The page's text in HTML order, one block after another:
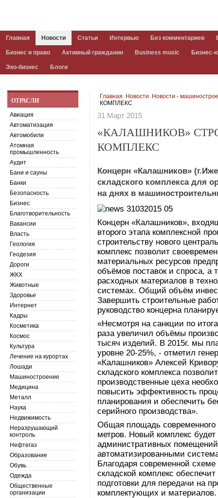
Главная Новости Статьи Интервью Без комментариев
Бизнес и право Активный гражданин Business music Бизнес-
Эко-бизнес Блоги
Главная Новости
Новости -
КОМПЛЕКС
31 Март 2015
«КАЛАШНИКОВ»
КОМПЛЕКС
Концерн «Калашников»
складского комплекса для
на днях в
Концерн «Калашников»,
второго этапа комплексной
строительству нового
комплекс позволит
материальных ресурсов
объёмов поставок и спроса, а
расходных материалов в
системах. Общий объём
Завершить строительные
руководство концерна
«Несмотря на санкции по
раза увеличил объёмы
тысяч изделий. В 2015г. мы
уровне 20-25%, - отметил
«Калашников» Алексей
складского комплекса
производственные цеха
повысить эффективность
планирования и обеспечить
серийного производства».
Общая площадь современного
метров. Новый комплекс
административных
автоматизированными
Благодаря современной
складской комплекс
подготовки для передачи на
комплектующих и материалов.
ОТРАСЛИ
Авиация
Автоматизация
Автомобили
Атомная
промышленность
Аудит
Бани и сауны
Банки
Безопасность
Бизнес
Благотворительность
Вакансии
Власть
Геология
Геодезия
Дороги
ЖКХ
Животные
Здоровье
Интернет
Кадры
Косметика
Космос
Культура
Лечение на курортах
Лошади
Машиностроение
Медицина
Металл
Наука
Недвижимость
Неразрушающий
контроль
Нефтегаз
Образование
Обувь
Одежда
Общественные
организации